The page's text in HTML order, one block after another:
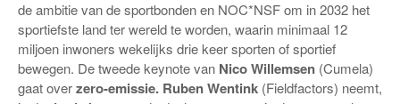
de ambitie van de sportbonden en NOC*NSF om in 2032 het
sportiefste land ter wereld te worden, waarin minimaal 12
miljoen inwoners wekelijks drie keer sporten of sportief
bewegen. De tweede keynote van Nico Willemsen (Cumela)
gaat overzero-emissie. Ruben Wentink (Fieldfactors) neemt,